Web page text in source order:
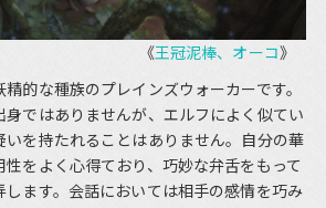
《王冠泥棒、オーコ》
的な種族のプレインズウォーカーです。
ではありませんが、エルフによく似てい
いを持たれることはありません。自分の華
をよく心得ており、巧妙な弁舌をもって
ます。会話においては相手の感情を巧み